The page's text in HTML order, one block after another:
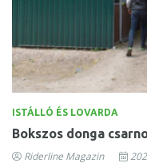
ISTÁLLÓ ÉS LOVARDA
Bokszos donga
Riderline Magazin